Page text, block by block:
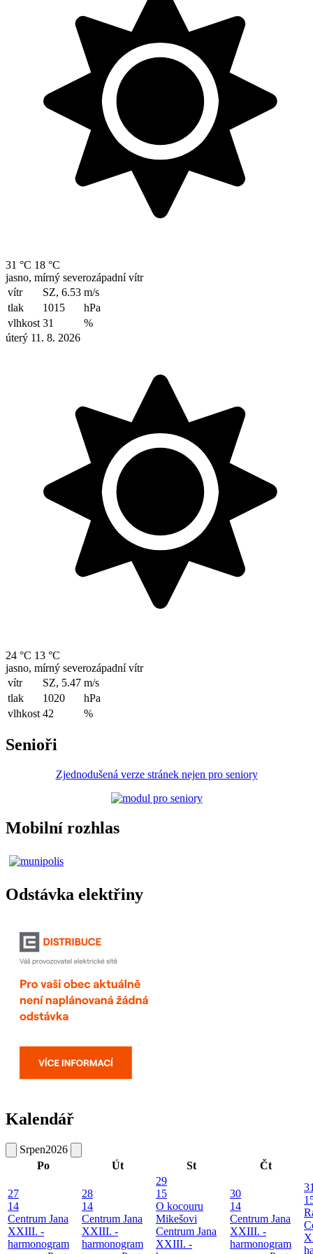
31 °C 18 °C
jasno, mírný severozápadní vítr
vítr
SZ, 6.53 m/s
tlak
1015
hPa
vlhkost 31
%
úterý 11. 8. 2026
24 °C 13 °C
jasno, mírný severozápadní vítr
vítr
SZ, 5.47 m/s
tlak
1020
hPa
vlhkost 42 %
Senioři
Zjednodušená verze stránek nejen pro seniory
Mobilní rozhlas
Odstávka elektřiny
Kalendář
Srpen2026
Po
Út St Čt
27
14
Centrum Jana
XXIII. -
harmonogram
28
14
Centrum Jana
XXIII. -
harmonogram
29
15
O kocouru
Mikešovi
Centrum Jana
XXIII. -
30
14
Centrum Jana
XXIII. -
harmonogram